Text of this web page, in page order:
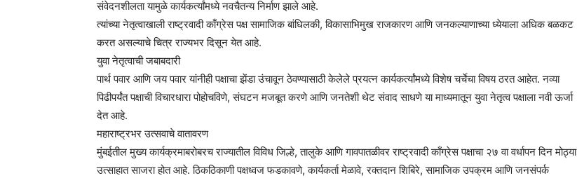
संवेदनशीलता यामुळे कार्यकर्त्यांमध्ये नवचैतन्य निर्माण झाले आहे.
त्यांच्या नेतृत्वाखाली राष्ट्रवादी काँग्रेस पक्ष सामाजिक बांधिलकी, विकासाभिमुख राजकारण आणि जनकल्याणाच्या ध्येयाला अधिक बळकट
करत असल्याचे चित्र राज्यभर दिसून येत आहे.
युवा नेतृत्वाची जबाबदारी
पार्थ पवार आणि जय पवार यांनीही पक्षाचा झेंडा उंचावून ठेवण्यासाठी केलेले प्रयत्न कार्यकर्त्यांमध्ये विशेष चर्चेचा विषय ठरत आहेत. नव्या
पिढीपर्यंत पक्षाची विचारधारा पोहोचविणे, संघटन मजबूत करणे आणि जनतेशी थेट संवाद साधणे या माध्यमातून युवा नेतृत्व पक्षाला नवी ऊर्जा
देत आहे.
महाराष्ट्रभर उत्सवाचे वातावरण
मुंबईतील मुख्य कार्यक्रमाबरोबरच राज्यातील विविध जिल्हे, तालुके आणि गावपातळीवर राष्ट्रवादी काँग्रेस पक्षाचा २७ वा वर्धापन दिन मोठ्या
उत्साहात साजरा होत आहे. ठिकठिकाणी पक्षध्वज फडकावणे, कार्यकर्ता मेळावे, रक्तदान शिबिरे, सामाजिक उपक्रम आणि जनसंपर्क